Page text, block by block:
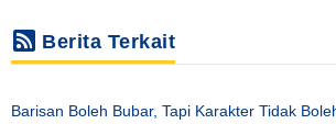
Berita Terkait
Barisan Boleh Bubar, Tapi Karakter Tidak